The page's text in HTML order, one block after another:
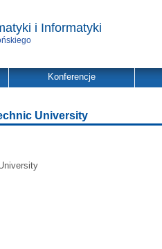
i Informatyki
Konferencje
University